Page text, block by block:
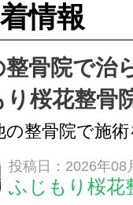
継続して頂...
情報
整骨院で治
り桜花整骨
の整骨院で施
の痛みがなか
A. 痛みが出て
投稿日：2026年08
ふじもり桜花